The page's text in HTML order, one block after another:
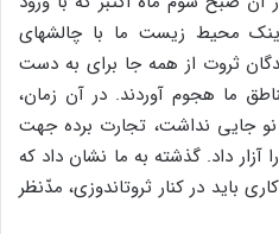
محیط زیست ما با چالش‏های
ثروت از همه جا برای به دست
ما هجوم آوردند. در آن زمان،
جایی نداشت، تجارت برده جهت
آزار داد. گذشته به ما نشان داد که
باید در کنار ثروت‏اندوزی، مدّنظر